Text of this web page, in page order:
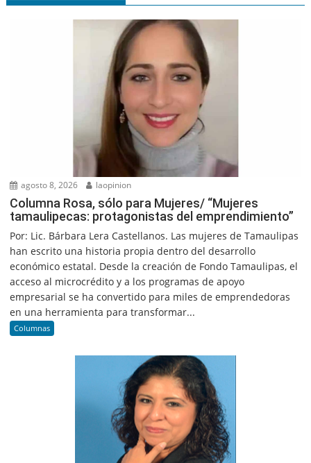
agosto 8, 2026 laopinion
Columna Rosa, sólo para Mujeres/ “Mujeres
tamaulipecas: protagonistas del emprendimiento”
Por: Lic. Bárbara Lera Castellanos. Las mujeres de Tamaulipas
han escrito una historia propia dentro del desarrollo
económico estatal. Desde la creación de Fondo Tamaulipas, el
acceso al microcrédito y a los programas de apoyo
empresarial se ha convertido para miles de emprendedoras
en una herramienta para transformar...
Columnas